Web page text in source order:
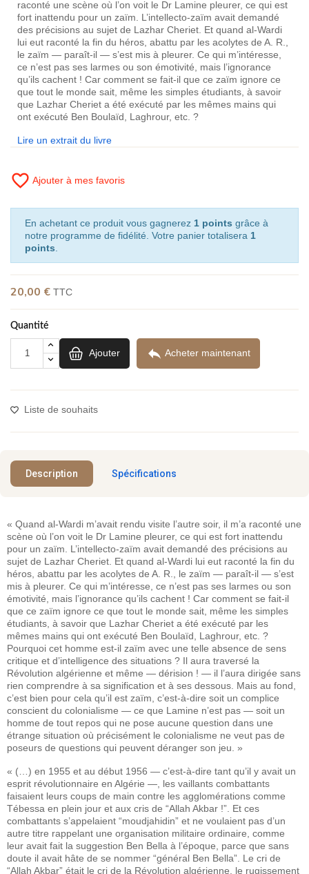
raconté une scène où l’on voit le Dr Lamine pleurer, ce qui est
fort inattendu pour un zaïm. L’intellecto-zaïm avait demandé
des précisions au sujet de Lazhar Cheriet. Et quand al-Wardi
lui eut raconté la fin du héros, abattu par les acolytes de A. R.,
le zaïm — paraît-il — s’est mis à pleurer. Ce qui m’intéresse,
ce n’est pas ses larmes ou son émotivité, mais l’ignorance
qu’ils cachent ! Car comment se fait-il que ce zaïm ignore ce
que tout le monde sait, même les simples étudiants, à savoir
que Lazhar Cheriet a été exécuté par les mêmes mains qui
ont exécuté Ben Boulaïd, Laghrour, etc. ?
Lire un extrait du livre
favorite_border Ajouter à mes favoris
En achetant ce produit vous gagnerez 1 points grâce à
notre programme de fidélité. Votre panier totalisera 1
points
20,00 € TTC
Quantité
Ajouter  Acheter maintenant
Liste de souhaits
Description Spécifications
« Quand al-Wardi m’avait rendu visite l’autre soir, il m’a raconté une
scène où l’on voit le Dr Lamine pleurer, ce qui est fort inattendu
pour un zaïm. L’intellecto-zaïm avait demandé des précisions au
sujet de Lazhar Cheriet. Et quand al-Wardi lui eut raconté la fin du
héros, abattu par les acolytes de A. R., le zaïm — paraît-il — s’est
mis à pleurer. Ce qui m’intéresse, ce n’est pas ses larmes ou son
émotivité, mais l’ignorance qu’ils cachent ! Car comment se fait-il
que ce zaïm ignore ce que tout le monde sait, même les simples
étudiants, à savoir que Lazhar Cheriet a été exécuté par les
mêmes mains qui ont exécuté Ben Boulaïd, Laghrour, etc. ?
Pourquoi cet homme est-il zaïm avec une telle absence de sens
critique et d’intelligence des situations ? Il aura traversé la
Révolution algérienne et même — dérision ! — il l’aura dirigée sans
rien comprendre à sa signification et à ses dessous. Mais au fond,
c’est bien pour cela qu’il est zaïm, c’est-à-dire soit un complice
conscient du colonialisme — ce que Lamine n’est pas — soit un
homme de tout repos qui ne pose aucune question dans une
étrange situation où précisément le colonialisme ne veut pas de
poseurs de questions qui peuvent déranger son jeu. »
« (…) en 1955 et au début 1956 — c’est-à-dire tant qu’il y avait un
esprit révolutionnaire en Algérie —, les vaillants combattants
faisaient leurs coups de main contre les agglomérations comme
Tébessa en plein jour et aux cris de “Allah Akbar !”. Et ces
combattants s’appelaient “moudjahidin” et ne voulaient pas d’un
autre titre rappelant une organisation militaire ordinaire, comme
leur avait fait la suggestion Ben Bella à l’époque, parce que sans
doute il avait hâte de se nommer “général Ben Bella”. Le cri de
“Allah Akbar” était le cri de la Révolution algérienne, le rugissement